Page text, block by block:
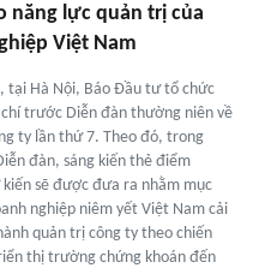
năng lực quản trị của
Việt Nam
tại Hà Nội, Báo Đầu tư tổ chức
trước Diễn đàn thường niên về
ty lần thứ 7. Theo đó, trong
đàn, sáng kiến thẻ điểm
kiến sẽ được đưa ra nhằm mục
nghiệp niêm yết Việt Nam cải
quản trị công ty theo chiến
thị trường chứng khoán đến